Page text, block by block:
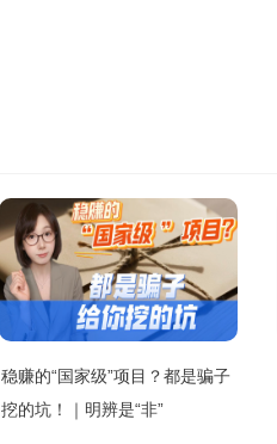
稳赚的“国家级”项目？都是骗子
挖的坑！｜明辨是“非”